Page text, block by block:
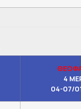
4
04-07/